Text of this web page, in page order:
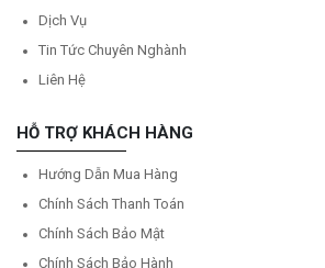
Dịch Vụ
Tin Tức Chuyên Nghành
Liên Hệ
HỖ TRỢ KHÁCH HÀNG
Hướng Dẫn Mua Hàng
Chính Sách Thanh Toán
Chính Sách Bảo Mật
Chính Sách Bảo Hành